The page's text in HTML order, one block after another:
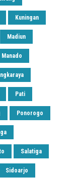
Kuningan
Madiun
Manado
Pati
Ponorogo
Salatiga
Sidoarjo